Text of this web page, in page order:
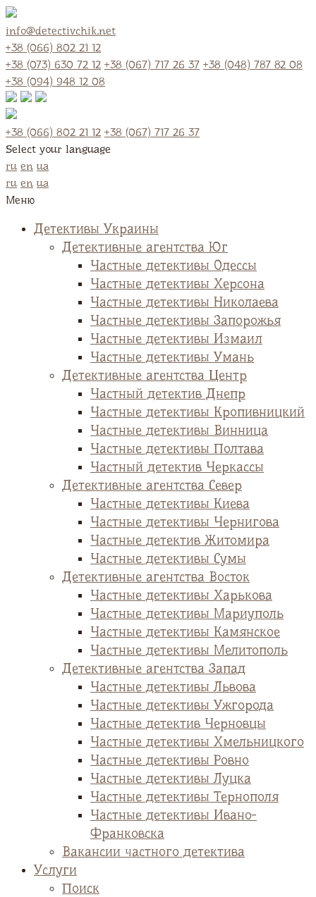
info@detectivchik.net
+38 (066) 802 21 12
+38 (073) 630 72 12 +38 (067) 717 26 37 +38 (048) 787 82 08
+38 (094) 948 12 08
+38 (066) 802 21 12 +38 (067) 717 26 37
Select your language
ru en ua
ru en ua
Меню
Детективы Украины
Детективные агентства Юг
Частные детективы Одессы
Частные детективы Херсона
Частные детективы Николаева
Частные детективы Запорожья
Частные детективы Измаил
Частные детективы Умань
Детективные агентства Центр
Частный детектив Днепр
Частные детективы Кропивницкий
Частные детективы Винница
Частные детективы Полтава
Частный детектив Черкассы
Детективные агентства Север
Частные детективы Киева
Частные детективы Чернигова
Частные детектив Житомира
Частные детективы Сумы
Детективные агентства Восток
Частные детективы Харькова
Частные детективы Мариуполь
Частные детективы Камянское
Частные детективы Мелитополь
Детективные агентства Запад
Частные детективы Львова
Частные детективы Ужгорода
Частные детектив Черновцы
Частные детективы Хмельницкого
Частные детективы Ровно
Частные детективы Луцка
Частные детективы Тернополя
Частные детективы Ивано-
Франковска
Вакансии частного детектива
Услуги
Поиск